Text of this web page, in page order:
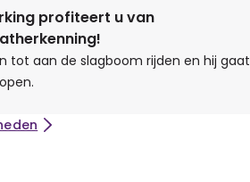
profiteert u van
tot aan de slagboom rijden en hij gaat